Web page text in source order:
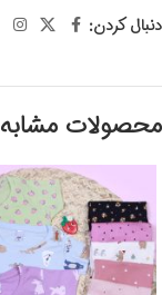
دنبال کردن:
محصولات مشابه